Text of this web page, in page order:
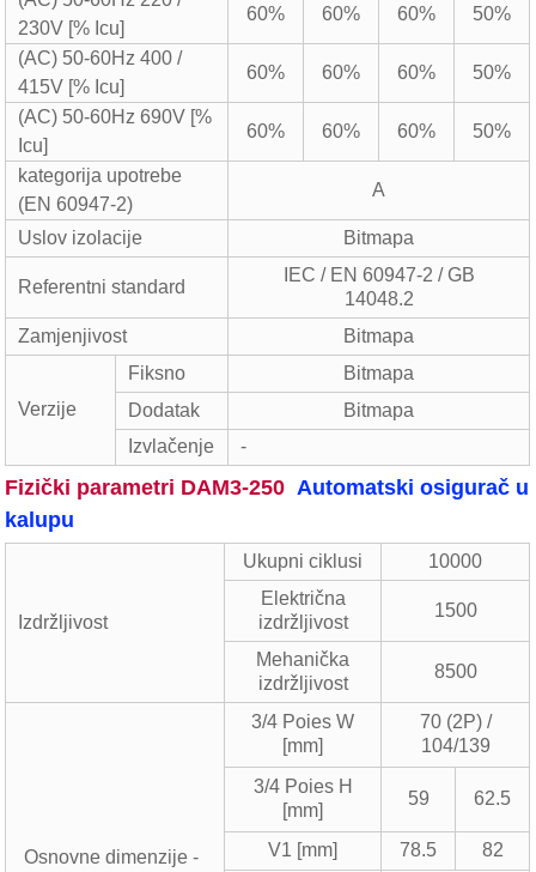
230V [% Icu]
60% 60% 60% 50%
(AC) 50-60Hz 400 /
415V [% Icu]
60% 60% 60% 50%
(AC) 50-60Hz 690V [%
Icu]
60% 60% 60% 50%
kategorija upotrebe
(EN 60947-2)
A
Uslov izolacije Bitmapa
Referentni standard
IEC / EN 60947-2 / GB
14048.2
Zamjenjivost
Bitmapa
Verzije
Fiksno
Bitmapa
Dodatak
Bitmapa
Izvlačenje
-
Fizički parametri DAM3-250 Automatski osigurač u
kalupu
Izdržljivost
Ukupni ciklusi
10000
Električna
izdržljivost
1500
Mehanička
izdržljivost
8500
Osnovne dimenzije -
3/4 Poies W
[mm]
70 (2P) /
104/139
3/4 Poies H
[mm]
59 62.5
V1 [mm] 78.5
82